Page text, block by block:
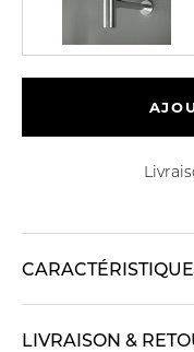
LIVRAISON &